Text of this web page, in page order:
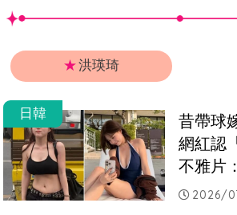
★洪瑛琦
日韓
昔帶球
網紅認
不雅片
2026/